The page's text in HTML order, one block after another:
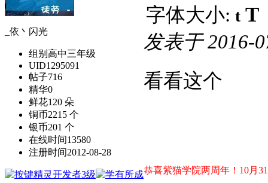
_依丶闪光
组别 高中三年级
UID1295091
帖子716
精华0
鲜花120 朵
铜币2215 个
银币201 个
在线时间13580
注册时间2012-08-28
字体大小: t T
发表于2016-
看看这个
恭喜紫猫学院两周年！10月